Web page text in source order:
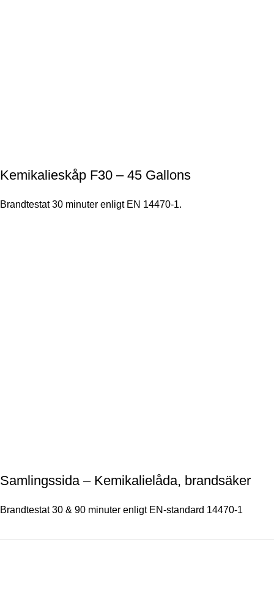
Kemikalieskåp F30 – 45 Gallons
Brandtestat 30 minuter enligt EN 14470-1.
Samlingssida – Kemikalielåda, brandsäker
Brandtestat 30 & 90 minuter enligt EN-standard 14470-1